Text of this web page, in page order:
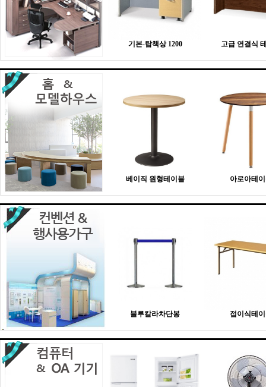
기본-탑책상 1200 고급 연결식
베이직 원형테이블 아로아테
블루칼라차단봉 접이식테